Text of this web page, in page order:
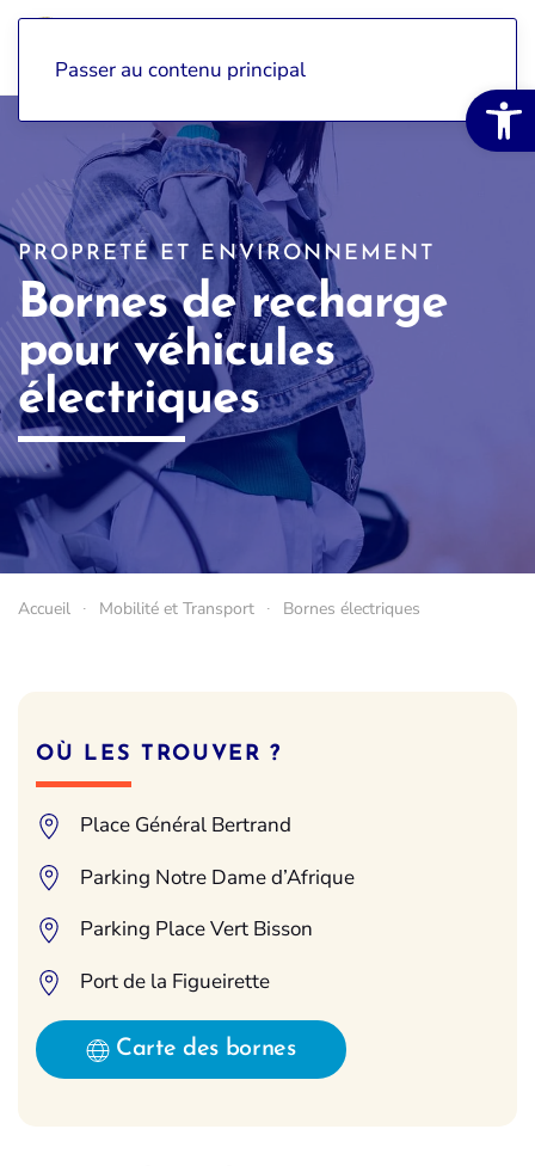
Ouvrir
Passer au contenu principal
PROPRETÉ ET ENVIRONNEMENT
Bornes de recharge
pour véhicules
électriques
Accueil Mobilité et Transport Bornes électriques
OÙ LES TROUVER ?
Place Général Bertrand
Parking Notre Dame d’Afrique
Parking Place Vert Bisson
Port de la Figueirette
Carte des bornes